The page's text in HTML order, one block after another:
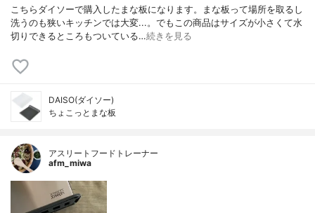
こちらダイソーで購入したまな板になります。まな板って場所を取るし
洗うのも狭いキッチンでは大変...。でもこの商品はサイズが小さくて水
切りできるところもついている…続きを見る
DAISO(ダイソー)
ちょこっとまな板
アスリートフードトレーナー
afm_miwa